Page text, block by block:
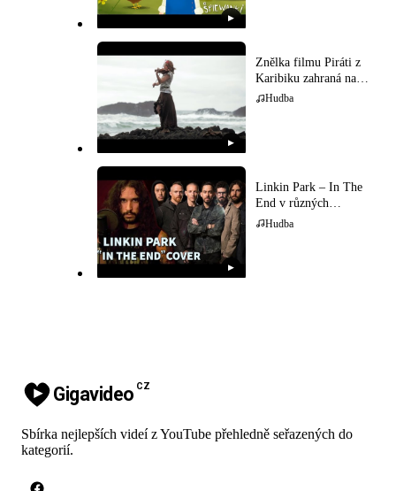
▶
▶
Znělka filmu Piráti z
Karibiku zahraná na
houslech
Hudba
▶
Linkin Park – In The
End v různých
hudebních stylech
Hudba
Gigavideo CZ
Sbírka nejlepších videí z YouTube přehledně seřazených do
kategorií.